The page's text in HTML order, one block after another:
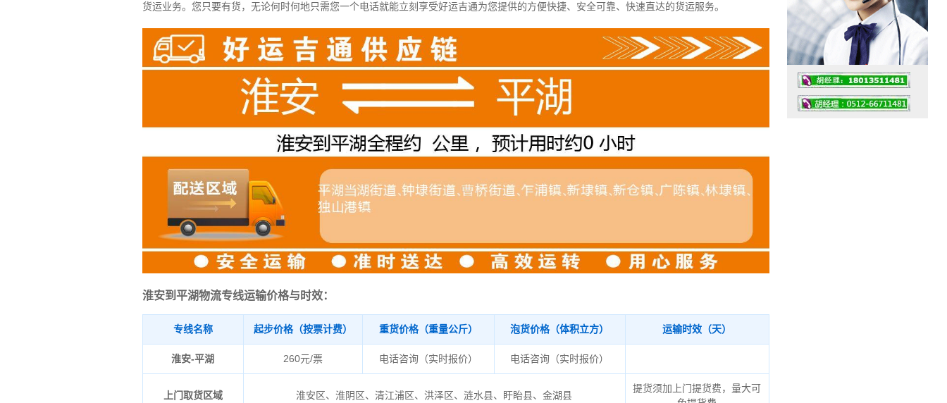
货运业务。 您只要有货，无论何时何地只需您一个电话就能立刻享受好运吉通为您提供的方便快捷、安全可靠、快速直达的货运服务。
淮安到平湖物流专线运输价格与时效：
专线名称 起步价格（按票计费） 重货价格（重量公斤） 泡货价格（体积立方） 运输时效（天）
淮安-平湖 260元/票 电话咨询（实时报价） 电话咨询（实时报价）
上门取货区域 淮安区、淮阴区、清江浦区、洪泽区、涟水县、盱眙县、金湖县
提货须加上门提货费，量大可